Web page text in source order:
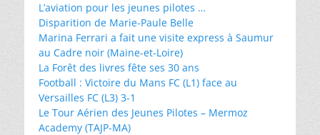
L’aviation pour les jeunes pilotes …
Disparition de Marie-Paule Belle
Marina Ferrari a fait une visite express à Saumur
au Cadre noir (Maine-et-Loire)
La Forêt des livres fête ses 30 ans
Football : Victoire du Mans FC (L1) face au
Versailles FC (L3) 3-1
Le Tour Aérien des Jeunes Pilotes – Mermoz
Academy (TAJP-MA)